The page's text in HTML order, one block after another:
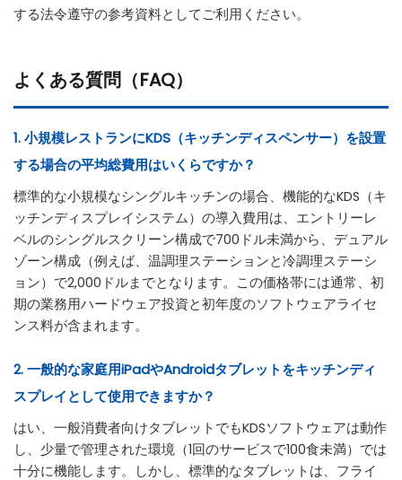
する法令遵守の参考資料としてご利用ください。
よくある質問（FAQ）
1. 小規模レストランにKDS（キッチンディスペンサー）を設置
する場合の平均総費用はいくらですか？
標準的な小規模なシングルキッチンの場合、機能的なKDS（キ
ッチンディスプレイシステム）の導入費用は、エントリーレ
ベルのシングルスクリーン構成で700ドル未満から、デュアル
ゾーン構成（例えば、温調理ステーションと冷調理ステーシ
ョン）で2,000ドルまでとなります。この価格帯には通常、初
期の業務用ハードウェア投資と初年度のソフトウェアライセ
ンス料が含まれます。
2. 一般的な家庭用iPadやAndroidタブレットをキッチンディ
スプレイとして使用できますか？
はい、一般消費者向けタブレットでもKDSソフトウェアは動作
し、少量で管理された環境（1回のサービスで100食未満）では
十分に機能します。しかし、標準的なタブレットは、フライ